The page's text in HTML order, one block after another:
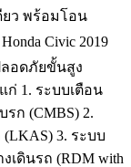
ยว พร้อมโอน
Civic 2019
ลอดภัยขั้นสูง
ก่ 1. ระบบเตือน
ก (CMBS) 2.
3. ระบบ
ดินรถ (RDM with